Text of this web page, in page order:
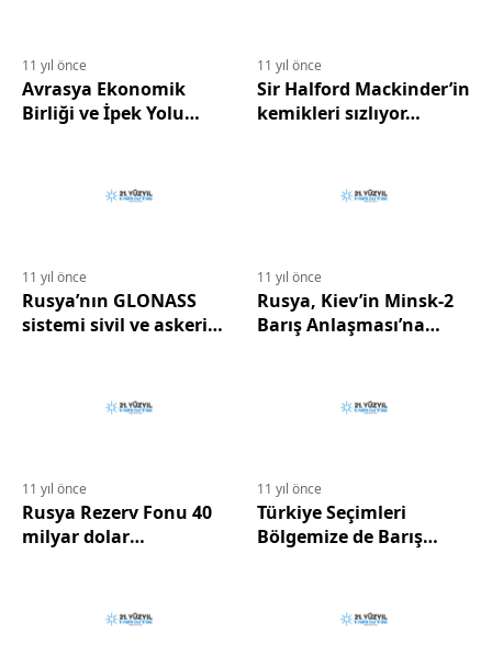
11 yıl önce
Avrasya Ekonomik
Birliği ve İpek Yolu
11 yıl önce
Sir Halford Mackinder’in
kemikleri sızlıyor…
11 yıl önce
Rusya’nın GLONASS
sistemi sivil ve askeri
11 yıl önce
Rusya, Kiev’in Minsk-2
Barış Anlaşması’na
11 yıl önce
Rusya Rezerv Fonu 40
milyar dolar
11 yıl önce
Türkiye Seçimleri
Bölgemize de Barış